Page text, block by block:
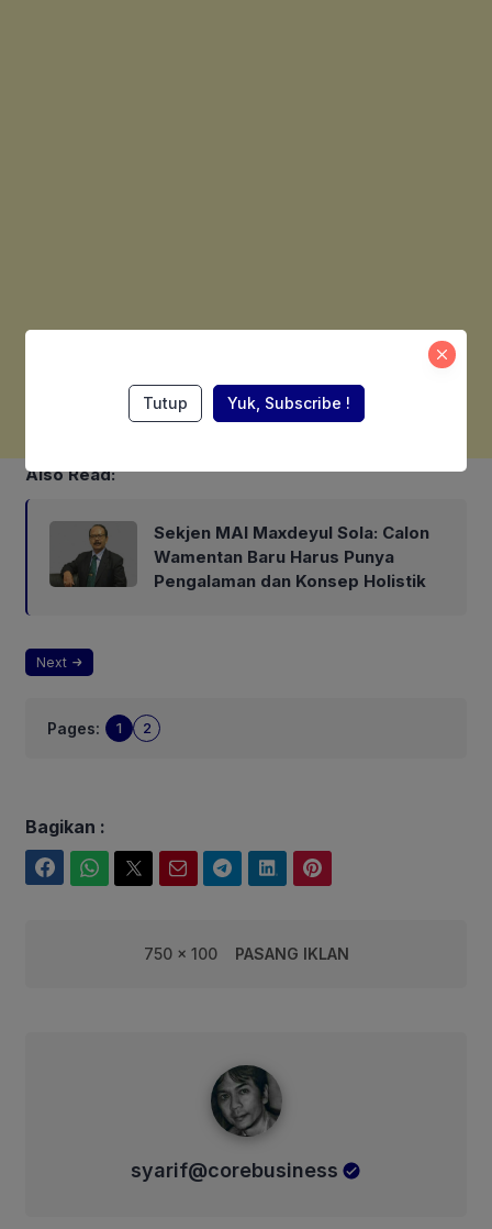
Also Read:
Sekjen MAI Maxdeyul Sola: Calon
Wamentan Baru Harus Punya
Pengalaman dan Konsep Holistik
Next
Pages: 1 2
Bagikan :
750 x 100 PASANG IKLAN
syarif@corebusiness
Tutup Yuk, Subscribe !